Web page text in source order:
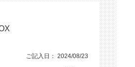
ご記入日： 2024/08/23